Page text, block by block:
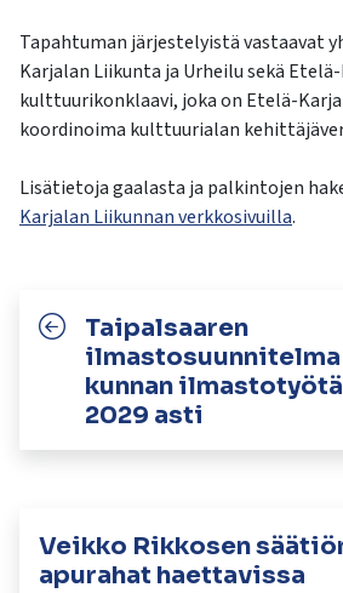
Tapahtuman järjestelyistä vastaavat
Karjalan Liikunta ja Urheilu sekä
kulttuurikonklaavi, joka on Etelä-
koordinoima kulttuurialan
Lisätietoja gaalasta ja palkintojen
Karjalan Liikunnan verkkosivuilla.
Taipalsaaren
ilmastosuunnitelma
kunnan
2029 asti
Veikko Rikkosen
apurahat haettavissa